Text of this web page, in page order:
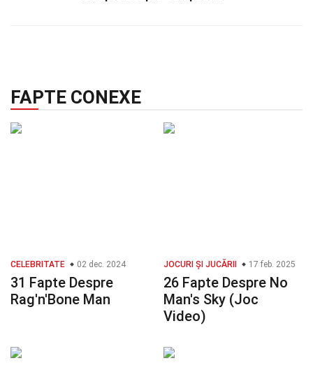
FAPTE CONEXE
CELEBRITATE 02 dec. 2024
31 Fapte Despre
Rag'n'Bone Man
JOCURI ȘI JUCĂRII 17 feb. 2025
26 Fapte Despre No
Man's Sky (Joc
Video)